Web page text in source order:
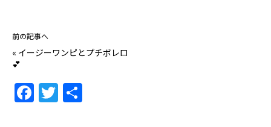
前の記事へ
« イージーワンピとプチボレロ
💕
F
a
T
w